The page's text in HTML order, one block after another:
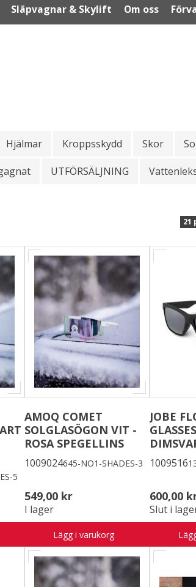
Släpvagnar & Skylift Om oss
Hjälmar Kroppsskydd Skor
UTFÖRSÄLJNING
21
5
AMOQ COMET
SOLGLASÖGON VIT -
ROSA SPEGELLINS
1009024645-NO1-SHADES-3
549,00 kr
I lager
Lägg i varukorg
JOBE
1009516
600,00
Slut i